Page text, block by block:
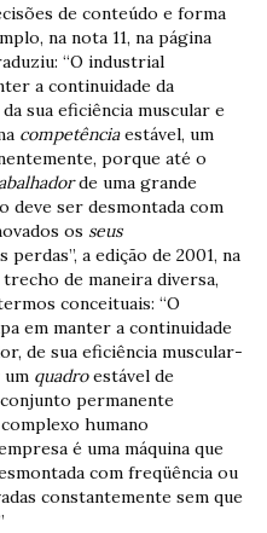
de conteúdo e forma
na nota 11, na página
“O industrial
a continuidade da
sua eficiência muscular e
competênciaestável, um
porque até o
de uma grande
deve ser desmontada com
os seus
a edição de 2001, na
de maneira diversa,
conceituais: “O
em manter a continuidade
de sua eficiência muscular-
um quadroestável de
permanente
humano
é uma máquina que
com freqüência ou
constantemente sem que